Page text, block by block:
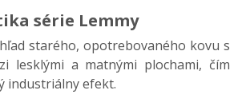
série Lemmy
starého, opotrebovaného kovu s
lesklými a matnými plochami, čím
industriálny efekt.​